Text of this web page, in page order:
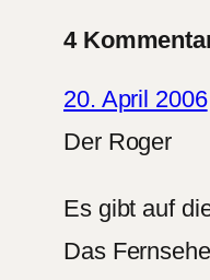
4
20. April 2006
Der Roger
Es gibt auf
Das